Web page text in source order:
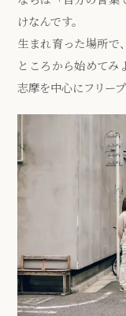
けなんです。
生まれ育った場所で
ところから始めて
志摩を中心にフリー